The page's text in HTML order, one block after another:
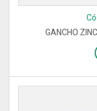
GANCHO